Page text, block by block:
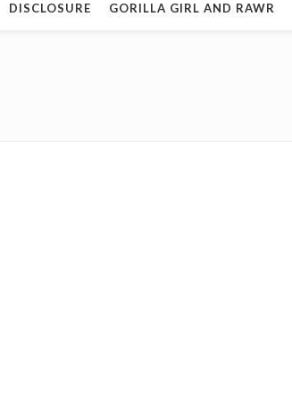
DISCLOSURE GORILLA GIRL AND RAWR